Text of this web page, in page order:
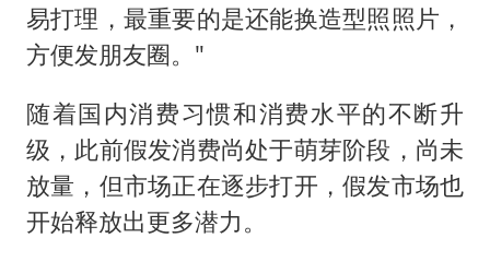
易打理，最重要的是还能换造型照照片，
方便发朋友圈。"
随着国内消费习惯和消费水平的不断升
级，此前假发消费尚处于萌芽阶段，尚未
放量，但市场正在逐步打开，假发市场也
开始释放出更多潜力。